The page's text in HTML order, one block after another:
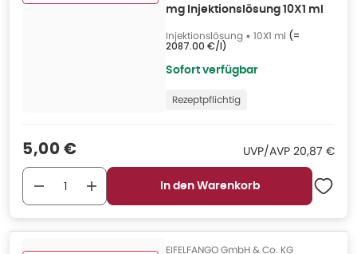
mg Injektionslösung 10X1 ml
Injektionslösung • 10X1 ml (=
2087.00 €/l)
Sofort verfügbar
Rezeptpflichtig
Verkaufspreis
5,00 € UVP/AVP UVP/AVP
20,87 €
In den Warenkorb
EIFELFANGO GmbH & Co. KG